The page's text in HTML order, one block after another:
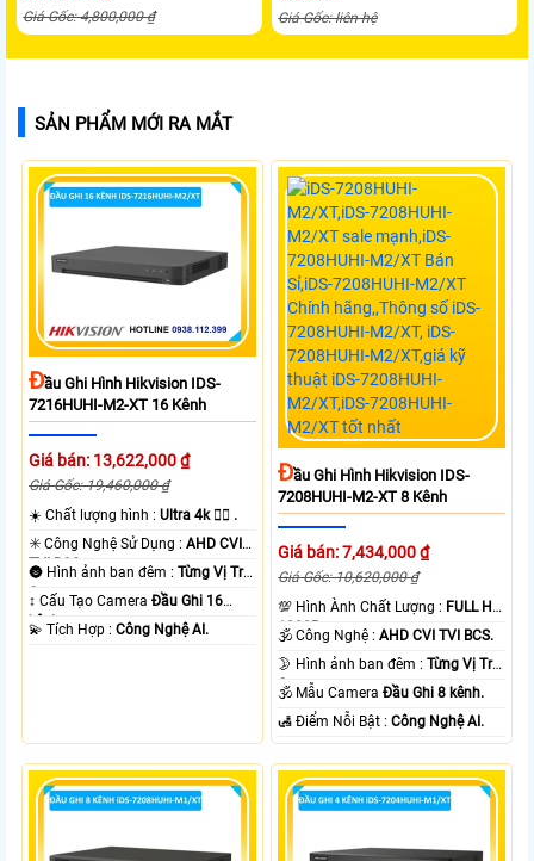
Giá Gốc: 4,800,000 ₫ Giá Gốc: liên hệ
SẢN PHẨM MỚI RA MẮT
ĐẦu Ghi Hình Hikvision IDS-
7216HUHI-M2-XT 16 Kênh
Giá bán: 13,622,000 ₫
Giá Gốc: 19,460,000 ₫
☀️ Chất lượng hình :Ultra 4k 👍🏾 .
✳️ Công Nghệ Sử Dụng :AHD CVI
TVI BCS.
🌚 Hình ảnh ban đêm :Từng Vị Trí
Camera .
↕️ Cấu Tạo CameraĐầu Ghi 16
kênh.
️💫 Tích Hợp :Công Nghệ AI.
ĐẦu Ghi Hình Hikvision IDS-
7208HUHI-M2-XT 8 Kênh
Giá bán: 7,434,000 ₫
Giá Gốc: 10,620,000 ₫
💯 Hình Ành Chất Lượng : FULL HD
1080P .
🕉️ Công Nghệ :AHD CVI TVI BCS.
🌛 Hình ảnh ban đêm :Từng Vị Trí
Camera .
🕉️ Mẫu CameraĐầu Ghi 8 kênh.
️🛃 Điểm Nỗi Bật :Công Nghệ AI.